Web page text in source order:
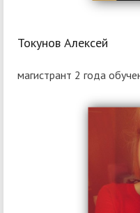
Токунов Алексей
магистрант 2 года